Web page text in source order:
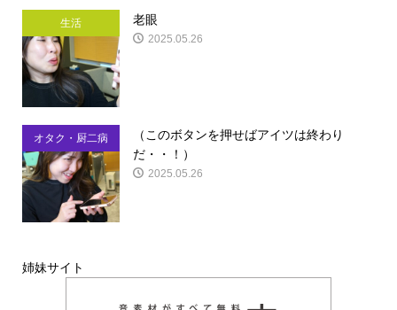
生活 老眼
2025.05.26
オタク・厨二病
（このボタンを押せばアイツは終わり
だ・・！）
2025.05.26
姉妹サイト